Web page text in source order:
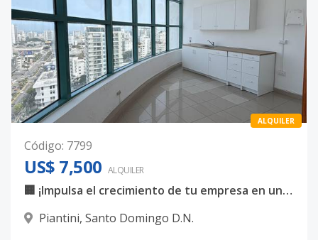
ALQUILER
Código: 7799
US$ 7,500 ALQUILER
🏢 ¡Impulsa el crecimiento de tu empresa en una ubicación estratégica!
Piantini, Santo Domingo D.N.